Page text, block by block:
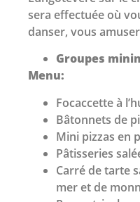
sera effectuée où
danser, vous
Groupes
Menu:
Focaccette à
Bâtonnets de
Mini pizzas en
Pâtisseries
Carré de tarte
mer et de